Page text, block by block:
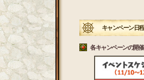
キャンペーン日程
各キャンペーンの開